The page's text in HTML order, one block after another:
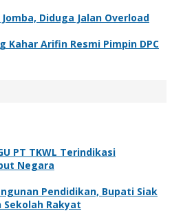
Diduga Jalan Overload
Kahar Arifin Resmi Pimpin DPC
PT TKWL Terindikasi
Negara
Pendidikan, Bupati Siak
Sekolah Rakyat